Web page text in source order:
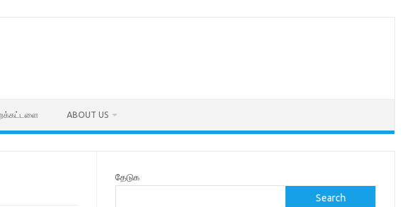
ABOUT US
தேடுக
Search